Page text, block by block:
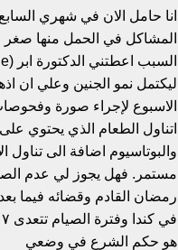
انا حامل الان في شهري
المشاكل في الحمل منها صغر
ليكتمل نمو الجنين وعلي ان
الاسبوع لإجراء صورة
اتناول الطعام الذي يحتوي
والبوتاسيوم اضافة الى
مستمر. فهل يجوز لي عدم
رمضان القادم وقضائه فيما
هو حكم الشرع في وضعي